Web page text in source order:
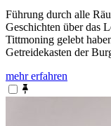
Führung durch alle
Geschichten über das
Tittmoning gelebt
Getreidekasten der
mehr erfahren